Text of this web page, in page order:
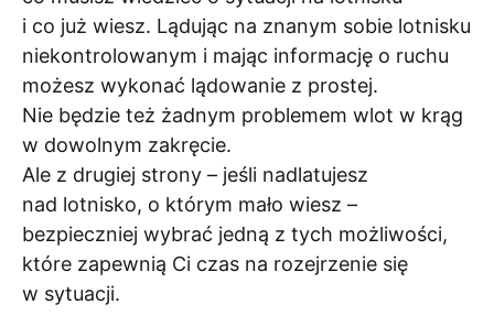
i co już wiesz. Lądując na znanym sobie lotnisku
niekontrolowanym i mając informację o ruchu
możesz wykonać lądowanie z prostej.
Nie będzie też żadnym problemem wlot w krąg
w dowolnym zakręcie.
Ale z drugiej strony – jeśli nadlatujesz
nad lotnisko, o którym mało wiesz –
bezpieczniej wybrać jedną z tych możliwości,
które zapewnią Ci czas na rozejrzenie się
w sytuacji.